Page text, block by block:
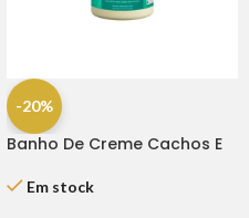
-20%
Banho De Creme Cachos E
Em stock